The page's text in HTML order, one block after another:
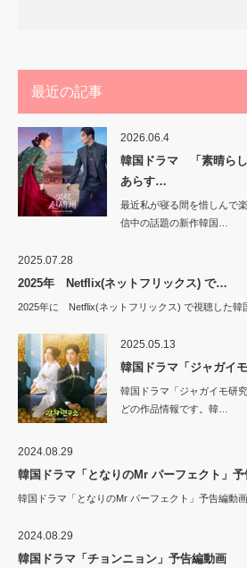
最近の記事
2026.06.4
韓国ドラマ 「素晴ら
あらす…
最近私が寝る間を惜しんで
信中の話題の新作韓国…
2025.07.28
2025年 Netflix(ネットフリックス) で…
2025年に Netflix(ネットフリックス) で視聴した韓
2025.05.13
韓国ドラマ「ジャガイ
韓国ドラマ「ジャガイモ研
どの作品情報です。韓…
2024.08.29
韓国ドラマ「となりのMr パーフェクト」
韓国ドラマ「となりのMr パーフェクト」予告
2024.08.29
韓国ドラマ「チョンニョン」予告編動画